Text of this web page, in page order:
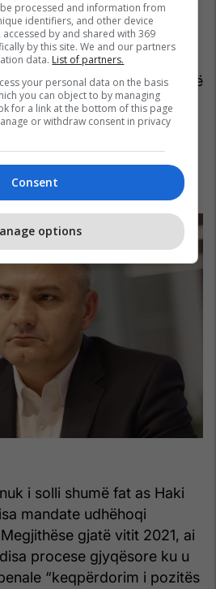
në vitin 2021 përjetoi
lokale. Ai humbi garën nga
të Kosovës, Fadil
komune me 57,89% të
me Komunën e
katër vjeçar.
i solli shumë fat as Haki
mandate udhëhoqi
gjatë vitit 2021, ai
procese gjyqësore ku u
“keqpërdorim i pozitës
processed and information from
identifiers, and other device
by and shared with 369
by this site. We and our partners
data. List of partners.
your personal data on the basis
you can object to by managing
for a link at the bottom of this page
or withdraw consent in privacy
Consent
options